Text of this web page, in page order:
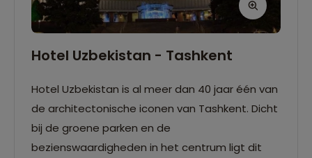
Hotel Uzbekistan - Tashkent
Hotel Uzbekistan is al meer dan 40 jaar één van
de architectonische iconen van Tashkent. Dicht
bij de groene parken en de
bezienswaardigheden in het centrum ligt dit